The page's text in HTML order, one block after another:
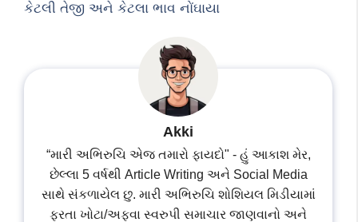
કેટલી તેજી અને કેટલા ભાવ નોંઘાયા
Akki
“મારી અભિરુચિ એજ તમારો ફાયદો" - હું આકાશ મેર,
છેલ્લા 5 વર્ષથી Article Writing અને Social Media
સાથે સંકળાયેલ છુ. મારી અભિરુચિ શોશિયલ મિડીયામાં
ફરતા ખોટા/અફવા સ્વરુપી સમાચાર જાણવાનો અને